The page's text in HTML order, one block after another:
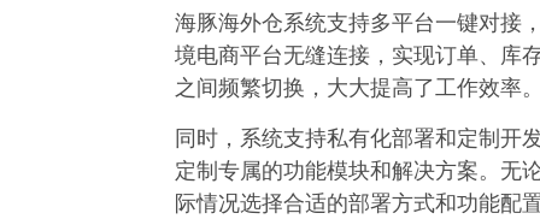
海豚海外仓系统支持多平台一键对接
境电商平台无缝连接，实现订单、库
之间频繁切换，大大提高了工作效率
同时，系统支持私有化部署和定制开
定制专属的功能模块和解决方案。无
际情况选择合适的部署方式和功能配